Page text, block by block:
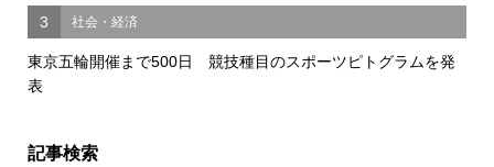
3 社会・経済
東京五輪開催まで500日 競技種目のスポーツピトグラムを発
表
記事検索